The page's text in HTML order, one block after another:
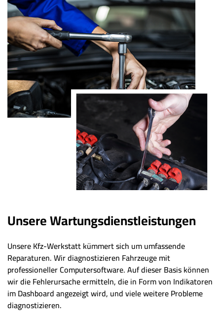
Unsere Wartungsdienstleistungen
Unsere Kfz-Werkstatt kümmert sich um umfassende
Reparaturen. Wir diagnostizieren Fahrzeuge mit
professioneller Computersoftware. Auf dieser Basis können
wir die Fehlerursache ermitteln, die in Form von Indikatoren
im Dashboard angezeigt wird, und viele weitere Probleme
diagnostizieren.